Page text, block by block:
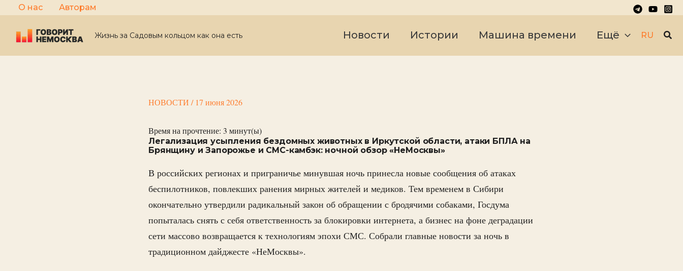
Перейти
к
содержимому
О нас Авторам
Жизнь за Садовым кольцом как она есть Новости Истории Машина времени Ещё RU
НОВОСТИ / 17 июня 2026
Время на прочтение: 3 минут(ы)
Легализация усыпления бездомных животных в Иркутской области, атаки БПЛА на
Брянщину и Запорожье и СМС-камбэк: ночной обзор «НеМосквы»
В российских регионах и приграничье минувшая ночь принесла новые сообщения об атаках
беспилотников, повлекших ранения мирных жителей и медиков. Тем временем в Сибири
окончательно утвердили радикальный закон об обращении с бродячими собаками, Госдума
попыталась снять с себя ответственность за блокировки интернета, а бизнес на фоне деградации
сети массово возвращается к технологиям эпохи СМС. Собрали главные новости за ночь в
традиционном дайджесте «НеМосквы».